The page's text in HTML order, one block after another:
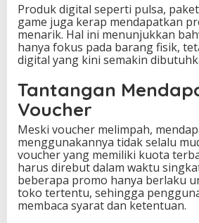
Produk digital seperti pulsa,
game juga kerap mendapatkan
menarik. Hal ini menunjukkan
hanya fokus pada barang fisik,
digital yang kini semakin
Tantangan
Voucher
Meski voucher melimpah,
menggunakannya tidak selalu
voucher yang memiliki kuota
harus direbut dalam waktu
beberapa promo hanya berlaku
toko tertentu, sehingga
membaca syarat dan ketentuan.